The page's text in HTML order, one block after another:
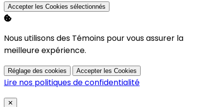
Accepter les Cookies sélectionnés
Nous utilisons des Témoins pour vous assurer la
meilleure expérience.
Réglage des cookies Accepter les Cookies
Lire nos politiques de confidentialité
Close
✕